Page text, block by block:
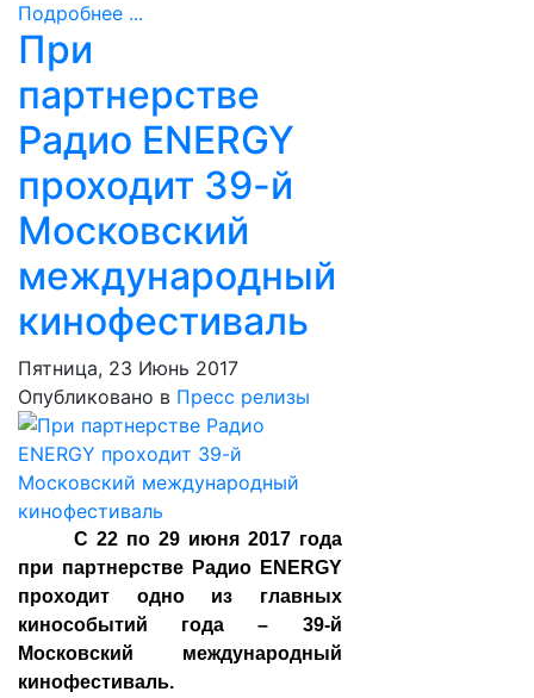
Подробнее ...
При
партнерстве
Радио ENERGY
проходит 39-й
Московский
международный
кинофестиваль
Пятница, 23 Июнь 2017
Опубликовано в Пресс релизы
С 22 по 29 июня 2017 года
при партнерстве Радио ENERGY
проходит одно из главных
кинособытий года – 39-й
Московский международный
кинофестиваль.